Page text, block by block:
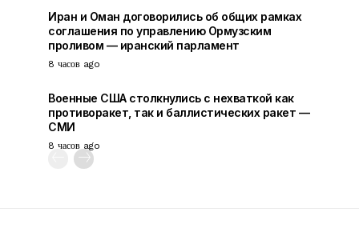
Иран и Оман договорились об общих рамках
соглашения по управлению Ормузским
проливом — иранский парламент
8 часов ago
Военные США столкнулись с нехваткой как
противоракет, так и баллистических ракет —
СМИ
8 часов ago